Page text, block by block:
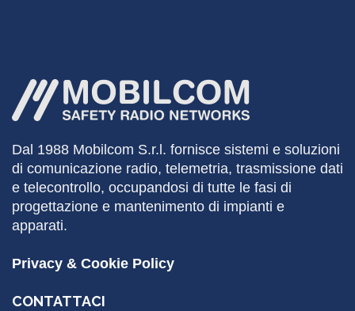
Dal 1988 Mobilcom S.r.l. fornisce sistemi e soluzioni
di comunicazione radio, telemetria, trasmissione dati
e telecontrollo, occupandosi di tutte le fasi di
progettazione e mantenimento di impianti e
apparati.
Privacy & Cookie Policy
CONTATTACI